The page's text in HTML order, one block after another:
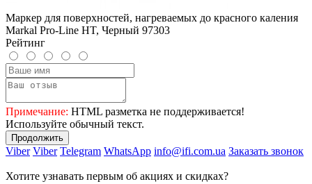
Маркер для поверхностей, нагреваемых до красного каления
Markal Pro-Line HT, Черный 97303
Рейтинг
Примечание: HTML разметка не поддерживается!
Используйте обычный текст.
Продолжить
Viber Viber Telegram WhatsApp info@ifi.com.ua Заказать звонок
Хотите узнавать первым об акциях и скидках?